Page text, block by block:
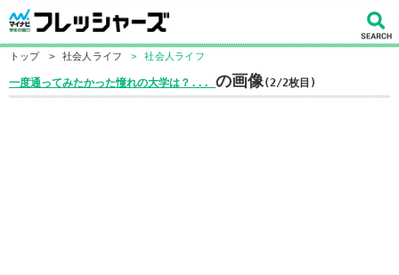
トップ > 社会人ライフ > 社会人ライフ
一度通ってみたかった憧れの大学は？... の画像(2/2枚目)